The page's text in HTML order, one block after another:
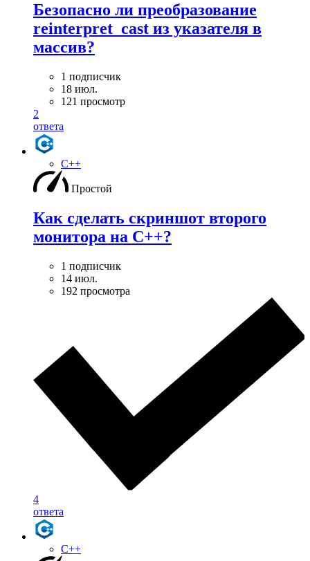
Безопасно ли преобразование
reinterpret_cast из указателя в
массив?
1 подписчик
18 июл.
121 просмотр
2
ответа
C++
Простой
Как сделать скриншот второго
монитора на С++?
1 подписчик
14 июл.
192 просмотра
4
ответа
C++